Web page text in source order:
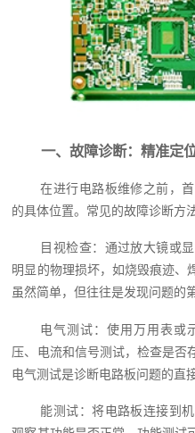
一、故障诊断：精准定
在进行电路板维修之前，
的具体位置。常见的故障诊断方
目视检查：通过放大镜或
明显的物理损坏，如烧毁痕迹、
虽然简单，但往往是发现问题的
电气测试：使用万用表或
压、电流和信号测试，检查是否
电气测试是诊断电路板问题的直
能测试：将电路板连接到